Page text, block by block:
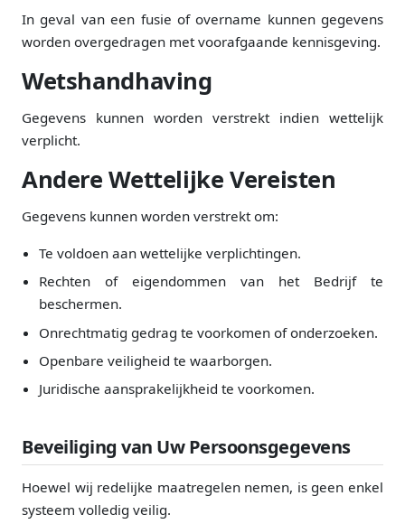
In geval van een fusie of overname kunnen gegevens
worden overgedragen met voorafgaande kennisgeving.
Wetshandhaving
Gegevens kunnen worden verstrekt indien wettelijk
verplicht.
Andere Wettelijke Vereisten
Gegevens kunnen worden verstrekt om:
Te voldoen aan wettelijke verplichtingen.
Rechten of eigendommen van het Bedrijf te
beschermen.
Onrechtmatig gedrag te voorkomen of onderzoeken.
Openbare veiligheid te waarborgen.
Juridische aansprakelijkheid te voorkomen.
Beveiliging van Uw Persoonsgegevens
Hoewel wij redelijke maatregelen nemen, is geen enkel
systeem volledig veilig.